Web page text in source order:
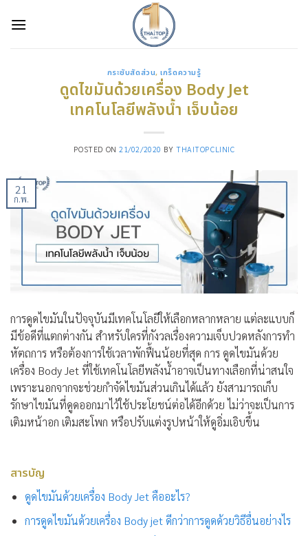
กระชับสัดส่วน,เกร็ดความรู้
ดูดไขมันด้วยเครื่อง Body Jet
เทคโนโลยีพลังน้ำ เจ็บน้อย
POSTED ON21/02/2020 BYTHAITOPCLINIC
21
ก.พ.
การดูดไขมันในปัจจุบันมีเทคโนโลยีให้เลือกหลากหลาย แต่ละแบบก็
มีข้อดีที่แตกต่างกัน สำหรับใครที่กังวลเรื่องความเจ็บปวดหลังการทำ
หัตถการ หรือต้องการใช้เวลาพักฟื้นน้อยที่สุด การ ดูดไขมันด้วย
เครื่อง Body Jet ที่ใช้เทคโนโลยีพลังน้ำอาจเป็นทางเลือกที่น่าสนใจ
เพราะนอกจากจะช่วยกำจัดไขมันส่วนเกินได้แล้ว ยังสามารถเก็บ
รักษาไขมันที่ดูดออกมาไว้ใช้ประโยชน์ต่อได้อีกด้วย ไม่ว่าจะเป็นการ
เติมหน้าอก เติมสะโพก หรือปรับแต่งรูปหน้าให้ดูอิ่มเอิบขึ้น
สารบัญ
ดูดไขมันด้วยเครื่อง Body Jet คืออะไร?
การดูดไขมันด้วยเครื่อง Body jet ดีกว่าการดูดด้วยวิธีอื่นอย่างไร